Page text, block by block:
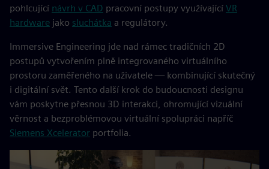
pohlcující návrh v CAD pracovní postupy využívající VR
hardware jako sluchátka a regulátory.
Immersive Engineering jde nad rámec tradičních 2D
postupů vytvořením plně integrovaného virtuálního
prostoru zaměřeného na uživatele — kombinující skutečný
i digitální svět. Tento další krok do budoucnosti designu
vám poskytne přesnou 3D interakci, ohromující vizuální
věrnost a bezproblémovou virtuální spolupráci napříč
Siemens Xcelerator portfolia.